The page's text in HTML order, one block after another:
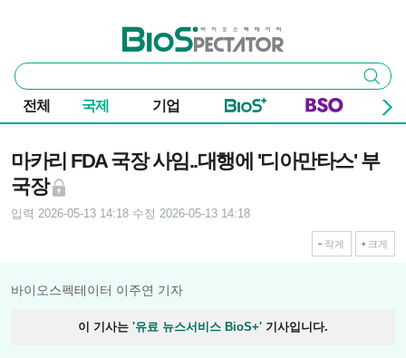
바이오스펙테이터
통
합
검
색
검색
전체 국제 기업
마카리 FDA 국장 사임..대행에 '디아만타스' 부
국장
입력 2026-05-13 14:18 수정 2026-05-13 14:18
작게 크게
바이오스펙테이터 이주연 기자
이 기사는 '유료 뉴스서비스 BioS+' 기사입니다.